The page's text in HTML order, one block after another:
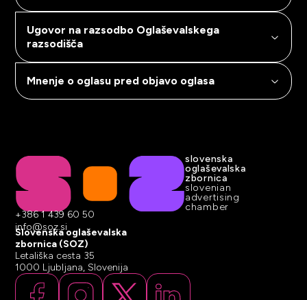
Ugovor na razsodbo Oglaševalskega
razsodišča
Mnenje o oglasu pred objavo oglasa
slovenska
oglaševalska
zbornica
slovenian
advertising
chamber
+386 1 439 60 50
info@soz.si
Slovenska oglaševalska
zbornica (SOZ)
Letališka cesta 35
1000 Ljubljana, Slovenija